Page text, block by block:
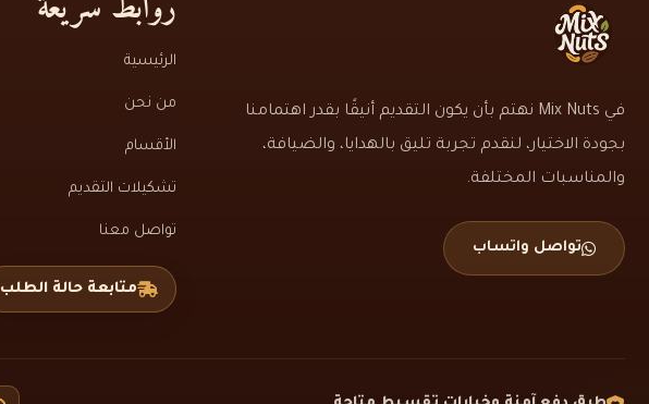
في Mix Nuts نهتم بأن يكون التقديم أنيقًا بقدر اهتمامنا
بجودة الاختيار، لنقدم تجربة تليق بالهدايا، والضيافة،
والمناسبات المختلفة.
تواصل واتساب
الرئيسية
من نحن
الأقسام
تشكيلات التقديم
تواصل معنا
متابعة حالة الطلب